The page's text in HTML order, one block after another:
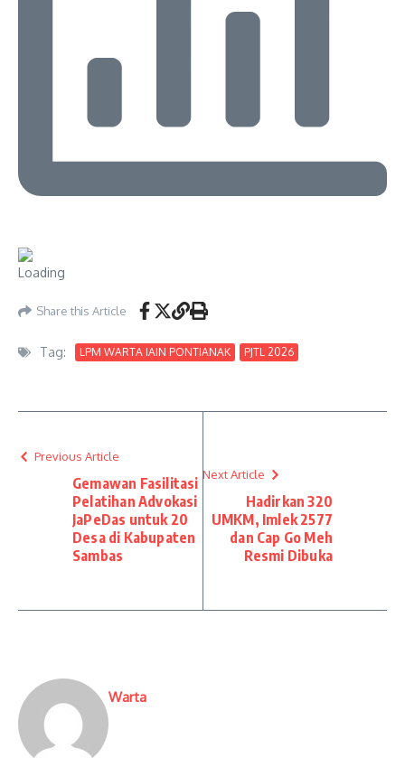
Share this Article
Tag: LPM WARTA IAIN PONTIANAK PJTL 2026
Previous Article
Gemawan Fasilitasi
Pelatihan Advokasi
JaPeDas untuk 20
Desa di Kabupaten
Sambas
Next Article
Hadirkan 320
UMKM, Imlek 2577
dan Cap Go Meh
Resmi Dibuka
Warta